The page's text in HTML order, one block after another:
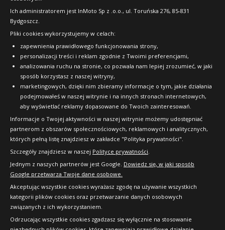
Ich administratorem jest InMoto Sp z .o.o., ul. Toruńska 276, 85-831
Bydgoszcz.
Pliki cookies wykorzystujemy w celach:
zapewnienia prawidłowego funkcjonowania strony,
personalizacji treści i reklam zgodnie z Twoimi preferencjami,
analizowania ruchu na stronie, co pozwala nam lepiej zrozumieć, w jaki
sposób korzystasz z naszej witryny,
marketingowych, dzięki nim zbieramy informacje o tym, jakie działania
podejmowałeś w naszej witrynie i na innych stronach internetowych,
aby wyświetlać reklamy dopasowane do Twoich zainteresowań.
Informacje o Twojej aktywności w naszej witrynie możemy udostępniać
partnerom z obszarów społecznościowych, reklamowych i analitycznych,
których pełną listę znajdziesz w zakładce "Polityka prywatności".
Szczegóły znajdziesz w naszej Polityce prywatności.
Jednym z naszych partnerów jest Google. Dowiedz się, w jaki sposób
Google przetwarza Twoje dane osobowe.
Akceptując wszystkie cookies wyrażasz zgodę na używanie wszystkich
kategorii plików cookies oraz przetwarzanie danych osobowych
związanych z ich wykorzystaniem.
Odrzucając wszystkie cookies zgadzasz się wyłącznie na stosowanie
FAQ
OFICJALNY PARTNER